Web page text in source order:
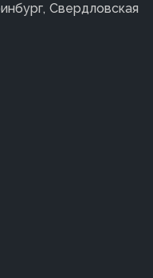
Свердловская